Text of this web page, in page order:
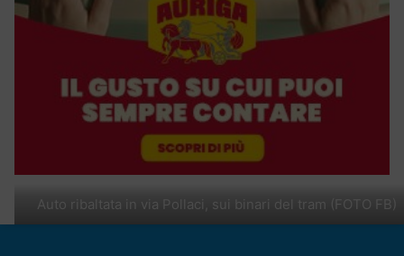
Auto ribaltata in via Pollaci, sui binari del tram (FOTO FB)